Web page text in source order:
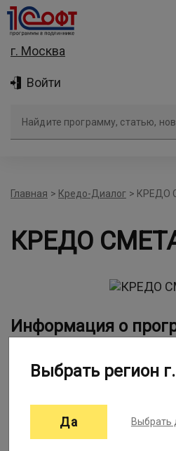
г. Москва
Войти
Главная > Кредо-Диалог > КРЕДО
КРЕДО
Информация о
Программа КРЕДО СМЕТА
Разработчик:
Кредо-Диалог
Проект:1Софт
Выбрать регион
Да Выбрать